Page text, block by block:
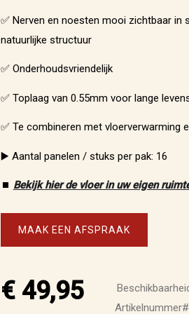
✅ Nerven en noesten mooi zichtbaar in
natuurlijke structuur
✅ Onderhoudsvriendelijk
✅ Toplaag van 0.55mm voor lange
✅ Te combineren met vloerverwarming
▶️ Aantal panelen / stuks per pak: 16
⏹️ Bekijk hier de vloer in uw eigen
MAAK EEN AFSPRAAK
€ 49,95
Artikelnummer